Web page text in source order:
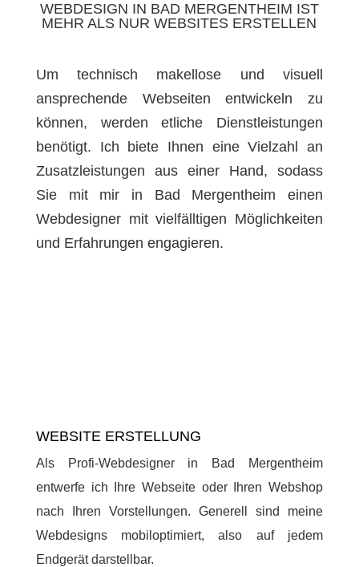
WEBDESIGN IN BAD MERGENTHEIM IST
MEHR ALS NUR WEBSITES ERSTELLEN
Um technisch makellose und visuell
ansprechende Webseiten entwickeln zu
können, werden etliche Dienstleistungen
benötigt. Ich biete Ihnen eine Vielzahl an
Zusatzleistungen aus einer Hand, sodass
Sie mit mir in Bad Mergentheim einen
Webdesigner mit vielfälltigen Möglichkeiten
und Erfahrungen engagieren.
WEBSITE ERSTELLUNG
Als Profi-Webdesigner in Bad Mergentheim
entwerfe ich Ihre Webseite oder Ihren Webshop
nach Ihren Vorstellungen. Generell sind meine
Webdesigns mobiloptimiert, also auf jedem
Endgerät darstellbar.